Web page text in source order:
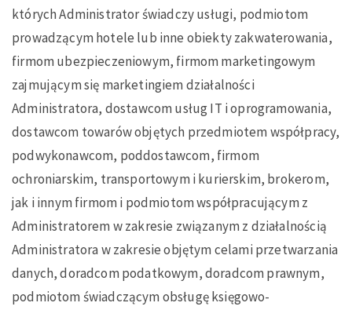
których Administrator świadczy usługi, podmiotom
prowadzącym hotele lub inne obiekty zakwaterowania,
firmom ubezpieczeniowym, firmom marketingowym
zajmującym się marketingiem działalności
Administratora, dostawcom usług IT i oprogramowania,
dostawcom towarów objętych przedmiotem współpracy,
podwykonawcom, poddostawcom, firmom
ochroniarskim, transportowym i kurierskim, brokerom,
jak i innym firmom i podmiotom współpracującym z
Administratorem w zakresie związanym z działalnością
Administratora w zakresie objętym celami przetwarzania
danych, doradcom podatkowym, doradcom prawnym,
podmiotom świadczącym obsługę księgowo-